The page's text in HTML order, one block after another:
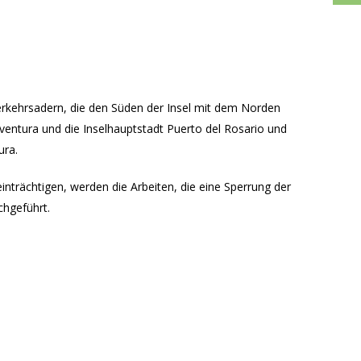
die den Süden der Insel mit dem Norden
und die Inselhauptstadt Puerto del Rosario und
werden die Arbeiten, die eine Sperrung der